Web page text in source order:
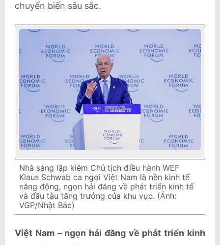
chuyển biến sâu sắc.
Nhà sáng lập kiêm Chủ tịch điều hành WEF
Klaus Schwab ca ngợi Việt Nam là nền kinh tế
năng động, ngọn hải đăng về phát triển kinh tế
và đầu tàu tăng trưởng của khu vực. (Ảnh:
VGP/Nhật Bắc)
Việt Nam – ngọn hải đăng về phát triển kinh